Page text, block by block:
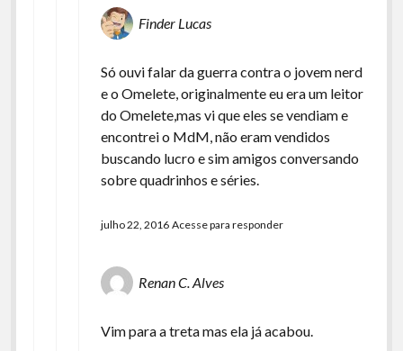
Finder Lucas
Só ouvi falar da guerra contra o jovem nerd
e o Omelete, originalmente eu era um leitor
do Omelete,mas vi que eles se vendiam e
encontrei o MdM, não eram vendidos
buscando lucro e sim amigos conversando
sobre quadrinhos e séries.
julho 22, 2016 Acesse para responder
Renan C. Alves
Vim para a treta mas ela já acabou.